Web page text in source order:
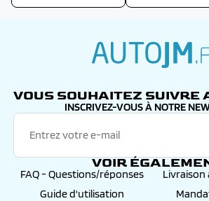
VOUS SOUHAITEZ SUIVRE
INSCRIVEZ-VOUS À NOTRE
VOIR
FAQ - Questions/réponses
Livraison
Guide d'utilisation